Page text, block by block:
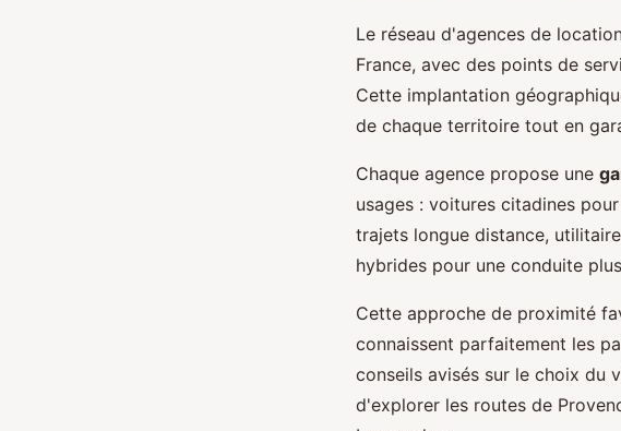
Le réseau d'agences de
France, avec des points de
Cette implantation
de chaque territoire tout en
Chaque agence propose une
usages : voitures citadines
trajets longue distance,
hybrides pour une conduite
Cette approche de proximité
connaissent parfaitement les
conseils avisés sur le choix du
d'explorer les routes de